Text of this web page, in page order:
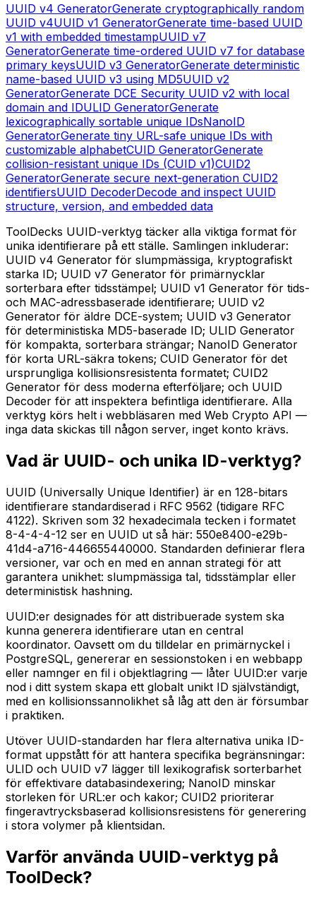
UUID v4 GeneratorGenerate cryptographically random
UUID v4UUID v1 GeneratorGenerate time-based UUID
v1 with embedded timestampUUID v7
GeneratorGenerate time-ordered UUID v7 for database
primary keysUUID v3 GeneratorGenerate deterministic
name-based UUID v3 using MD5UUID v2
GeneratorGenerate DCE Security UUID v2 with local
domain and IDULID GeneratorGenerate
lexicographically sortable unique IDsNanoID
GeneratorGenerate tiny URL-safe unique IDs with
customizable alphabetCUID GeneratorGenerate
collision-resistant unique IDs (CUID v1)CUID2
GeneratorGenerate secure next-generation CUID2
identifiersUUID DecoderDecode and inspect UUID
structure, version, and embedded data
ToolDecks UUID-verktyg täcker alla viktiga format för
unika identifierare på ett ställe. Samlingen inkluderar:
UUID v4 Generator för slumpmässiga, kryptografiskt
starka ID; UUID v7 Generator för primärnycklar
sorterbara efter tidsstämpel; UUID v1 Generator för tids-
och MAC-adressbaserade identifierare; UUID v2
Generator för äldre DCE-system; UUID v3 Generator
för deterministiska MD5-baserade ID; ULID Generator
för kompakta, sorterbara strängar; NanoID Generator
för korta URL-säkra tokens; CUID Generator för det
ursprungliga kollisionsresistenta formatet; CUID2
Generator för dess moderna efterföljare; och UUID
Decoder för att inspektera befintliga identifierare. Alla
verktyg körs helt i webbläsaren med Web Crypto API —
inga data skickas till någon server, inget konto krävs.
Vad är UUID- och unika ID-verktyg?
UUID (Universally Unique Identifier) är en 128-bitars
identifierare standardiserad i RFC 9562 (tidigare RFC
4122). Skriven som 32 hexadecimala tecken i formatet
8-4-4-4-12 ser en UUID ut så här: 550e8400-e29b-
41d4-a716-446655440000. Standarden definierar flera
versioner, var och en med en annan strategi för att
garantera unikhet: slumpmässiga tal, tidsstämplar eller
deterministisk hashning.
UUID:er designades för att distribuerade system ska
kunna generera identifierare utan en central
koordinator. Oavsett om du tilldelar en primärnyckel i
PostgreSQL, genererar en sessionstoken i en webbapp
eller namnger en fil i objektlagring — låter UUID:er varje
nod i ditt system skapa ett globalt unikt ID självständigt,
med en kollisionssannolikhet så låg att den är försumbar
i praktiken.
Utöver UUID-standarden har flera alternativa unika ID-
format uppstått för att hantera specifika begränsningar:
ULID och UUID v7 lägger till lexikografisk sorterbarhet
för effektivare databasindexering; NanoID minskar
storleken för URL:er och kakor; CUID2 prioriterar
fingeravtrycksbaserad kollisionsresistens för generering
i stora volymer på klientsidan.
Varför använda UUID-verktyg på
ToolDeck?